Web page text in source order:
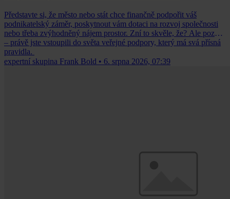
Představte si, že město nebo stát chce finančně podpořit váš
podnikatelský záměr, poskytnout vám dotaci na rozvoj společnosti
nebo třeba zvýhodněný nájem prostor. Zní to skvěle, že? Ale pozor
– právě jste vstoupili do světa veřejné podpory, který má svá přísná
pravidla.
expertní skupina Frank Bold • 6. srpna 2026, 07:39